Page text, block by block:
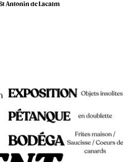
Antonin de Lacalm